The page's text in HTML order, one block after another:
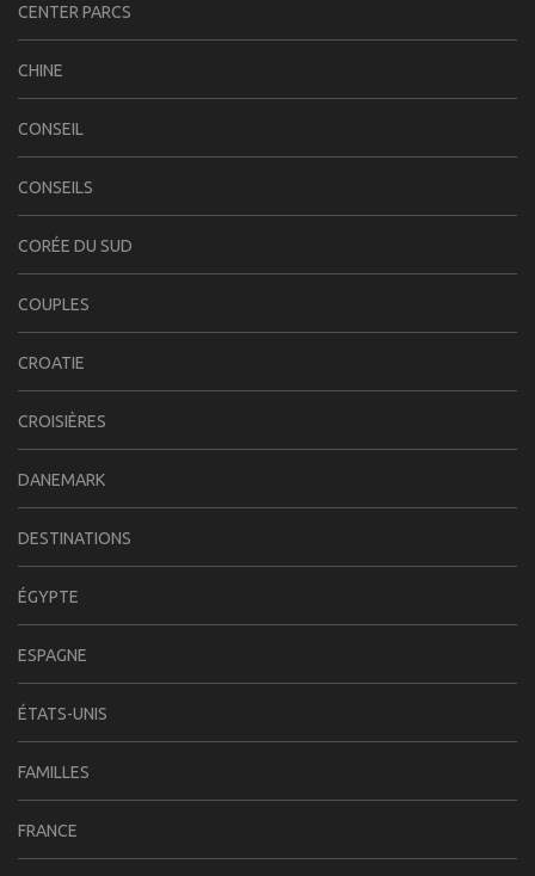
CENTER PARCS
CHINE
CONSEIL
CONSEILS
CORÉE DU SUD
COUPLES
CROATIE
CROISIÈRES
DANEMARK
DESTINATIONS
ÉGYPTE
ESPAGNE
ÉTATS-UNIS
FAMILLES
FRANCE